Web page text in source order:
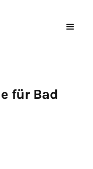
für Bad